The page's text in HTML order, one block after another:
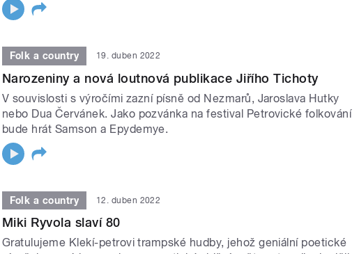
Folk a country 19. duben 2022
Narozeniny a nová loutnová publikace Jiřího Tichoty
V souvislosti s výročími zazní písně od Nezmarů, Jaroslava Hutky
nebo Dua Červánek. Jako pozvánka na festival Petrovické folkování
bude hrát Samson a Epydemye.
Folk a country 12. duben 2022
Miki Ryvola slaví 80
Gratulujeme Klekí-petrovi trampské hudby, jehož geniální poetické